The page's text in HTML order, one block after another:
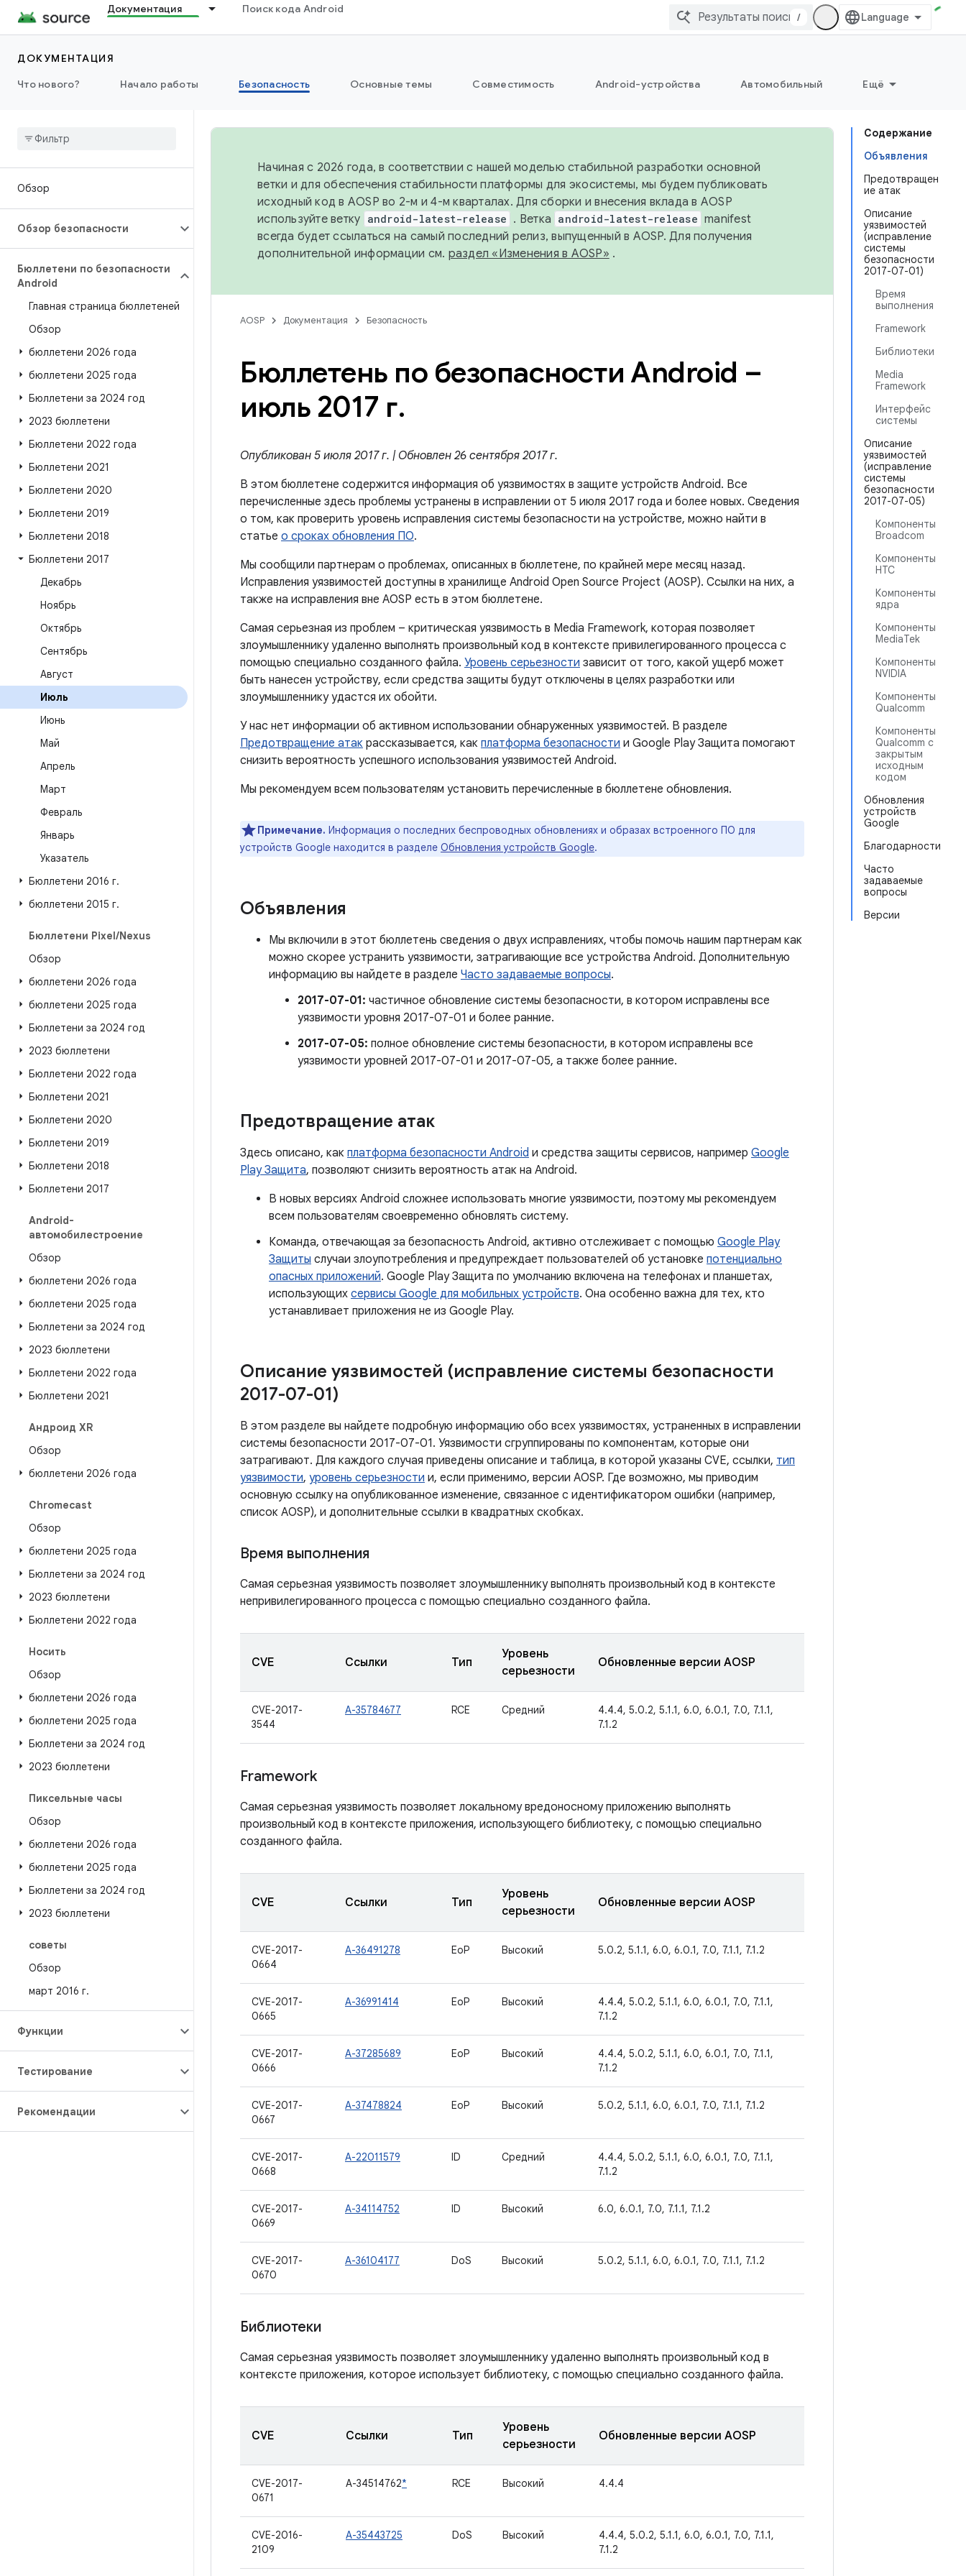
Документация Поиск кода Android
/
ДОКУМЕНТАЦИЯ
Что нового?
Начало работы Безопасность Основные темы Совместимость Android-устройства Автомобильный Ещё
Обзор
Обзор безопасности
Бюллетени по безопасности
Android
Главная страница бюллетеней
Обзор
бюллетени 2026 года
бюллетени 2025 года
Бюллетени за 2024 год
2023 бюллетени
Бюллетени 2022 года
Бюллетени 2021
Бюллетени 2020
Бюллетени 2019
Бюллетени 2018
Бюллетени 2017
Декабрь
Ноябрь
Октябрь
Сентябрь
Август
Июль
Июнь
Май
Апрель
Март
Февраль
Январь
Указатель
Бюллетени 2016 г.
бюллетени 2015 г.
Бюллетени Pixel/Nexus
Обзор
бюллетени 2026 года
бюллетени 2025 года
Бюллетени за 2024 год
2023 бюллетени
Бюллетени 2022 года
Бюллетени 2021
Бюллетени 2020
Бюллетени 2019
Бюллетени 2018
Бюллетени 2017
Android-
автомобилестроение
Обзор
бюллетени 2026 года
бюллетени 2025 года
Бюллетени за 2024 год
2023 бюллетени
Бюллетени 2022 года
Бюллетени 2021
Андроид XR
Обзор
бюллетени 2026 года
Chromecast
Обзор
бюллетени 2025 года
Бюллетени за 2024 год
2023 бюллетени
Бюллетени 2022 года
Носить
Обзор
бюллетени 2026 года
бюллетени 2025 года
Бюллетени за 2024 год
2023 бюллетени
Пиксельные часы
Обзор
бюллетени 2026 года
бюллетени 2025 года
Бюллетени за 2024 год
2023 бюллетени
советы
Обзор
март 2016 г.
Функции
Тестирование
Рекомендации
Содержание
Объявления
Предотвращен
ие атак
Описание
уязвимостей
(исправление
системы
безопасности
2017-07-01)
Время
выполнения
Framework
Библиотеки
Media
Framework
Интерфейс
системы
Описание
уязвимостей
(исправление
системы
безопасности
2017-07-05)
Компоненты
Broadcom
Компоненты
HTC
Компоненты
ядра
Компоненты
MediaTek
Компоненты
NVIDIA
Компоненты
Qualcomm
Компоненты
Qualcomm с
закрытым
исходным
кодом
Обновления
устройств
Google
Благодарности
Часто
задаваемые
вопросы
Версии
Начиная с 2026 года, в соответствии с нашей моделью стабильной разработки основной
ветки и для обеспечения стабильности платформы для экосистемы, мы будем публиковать
исходный код в AOSP во 2-м и 4-м кварталах. Для сборки и внесения вклада в AOSP
используйте ветку android-latest-release . Ветка android-latest-release manifest
всегда будет ссылаться на самый последний релиз, выпущенный в AOSP. Для получения
дополнительной информации см. раздел «Изменения в AOSP» .
AOSP Документация Безопасность
Бюллетень по безопасности Android –
июль 2017 г.
Опубликован 5 июля 2017 г. | Обновлен 26 сентября 2017 г.
В этом бюллетене содержится информация об уязвимостях в защите устройств Android. Все
перечисленные здесь проблемы устранены в исправлении от 5 июля 2017 года и более новых. Сведения
о том, как проверить уровень исправления системы безопасности на устройстве, можно найти в
статье о сроках обновления ПО.
Мы сообщили партнерам о проблемах, описанных в бюллетене, по крайней мере месяц назад.
Исправления уязвимостей доступны в хранилище Android Open Source Project (AOSP). Ссылки на них, а
также на исправления вне AOSP есть в этом бюллетене.
Самая серьезная из проблем – критическая уязвимость в Media Framework, которая позволяет
злоумышленнику удаленно выполнять произвольный код в контексте привилегированного процесса с
помощью специально созданного файла. Уровень серьезности зависит от того, какой ущерб может
быть нанесен устройству, если средства защиты будут отключены в целях разработки или
злоумышленнику удастся их обойти.
У нас нет информации об активном использовании обнаруженных уязвимостей. В разделе
Предотвращение атак рассказывается, как платформа безопасности и Google Play Защита помогают
снизить вероятность успешного использования уязвимостей Android.
Мы рекомендуем всем пользователям установить перечисленные в бюллетене обновления.
Примечание. Информация о последних беспроводных обновлениях и образах встроенного ПО для
устройств Google находится в разделе Обновления устройств Google.
Объявления
Мы включили в этот бюллетень сведения о двух исправлениях, чтобы помочь нашим партнерам как
можно скорее устранить уязвимости, затрагивающие все устройства Android. Дополнительную
информацию вы найдете в разделе Часто задаваемые вопросы.
2017-07-01: частичное обновление системы безопасности, в котором исправлены все
уязвимости уровня 2017-07-01 и более ранние.
2017-07-05: полное обновление системы безопасности, в котором исправлены все
уязвимости уровней 2017-07-01 и 2017-07-05, а также более ранние.
Предотвращение атак
Здесь описано, как платформа безопасности Android и средства защиты сервисов, например Google
Play Защита, позволяют снизить вероятность атак на Android.
В новых версиях Android сложнее использовать многие уязвимости, поэтому мы рекомендуем
всем пользователям своевременно обновлять систему.
Команда, отвечающая за безопасность Android, активно отслеживает с помощью Google Play
Защиты случаи злоупотребления и предупреждает пользователей об установке потенциально
опасных приложений. Google Play Защита по умолчанию включена на телефонах и планшетах,
использующих сервисы Google для мобильных устройств. Она особенно важна для тех, кто
устанавливает приложения не из Google Play.
Описание уязвимостей (исправление системы безопасности
2017-07-01)
В этом разделе вы найдете подробную информацию обо всех уязвимостях, устраненных в исправлении
системы безопасности 2017-07-01. Уязвимости сгруппированы по компонентам, которые они
затрагивают. Для каждого случая приведены описание и таблица, в которой указаны CVE, ссылки, тип
уязвимости, уровень серьезности и, если применимо, версии AOSP. Где возможно, мы приводим
основную ссылку на опубликованное изменение, связанное с идентификатором ошибки (например,
список AOSP), и дополнительные ссылки в квадратных скобках.
Время выполнения
Самая серьезная уязвимость позволяет злоумышленнику выполнять произвольный код в контексте
непривилегированного процесса с помощью специально созданного файла.
CVE Ссылки Тип
Уровень
серьезности
Обновленные версии AOSP
CVE-2017-
3544
A-35784677 RCE Средний
4.4.4, 5.0.2, 5.1.1, 6.0, 6.0.1, 7.0, 7.1.1,
7.1.2
Framework
Самая серьезная уязвимость позволяет локальному вредоносному приложению выполнять
произвольный код в контексте приложения, использующего библиотеку, с помощью специально
созданного файла.
CVE Ссылки Тип
Уровень
серьезности
Обновленные версии AOSP
CVE-2017-
0664
A-36491278 EoP Высокий 5.0.2, 5.1.1, 6.0, 6.0.1, 7.0, 7.1.1, 7.1.2
CVE-2017-
0665
A-36991414 EoP Высокий
4.4.4, 5.0.2, 5.1.1, 6.0, 6.0.1, 7.0, 7.1.1,
7.1.2
CVE-2017-
0666
A-37285689 EoP Высокий
4.4.4, 5.0.2, 5.1.1, 6.0, 6.0.1, 7.0, 7.1.1,
7.1.2
CVE-2017-
0667
A-37478824 EoP Высокий 5.0.2, 5.1.1, 6.0, 6.0.1, 7.0, 7.1.1, 7.1.2
CVE-2017-
0668
A-22011579 ID Средний
4.4.4, 5.0.2, 5.1.1, 6.0, 6.0.1, 7.0, 7.1.1,
7.1.2
CVE-2017-
0669
A-34114752 ID Высокий 6.0, 6.0.1, 7.0, 7.1.1, 7.1.2
CVE-2017-
0670
A-36104177 DoS Высокий 5.0.2, 5.1.1, 6.0, 6.0.1, 7.0, 7.1.1, 7.1.2
Библиотеки
Самая серьезная уязвимость позволяет злоумышленнику удаленно выполнять произвольный код в
контексте приложения, которое использует библиотеку, с помощью специально созданного файла.
CVE Ссылки Тип
Уровень
серьезности
Обновленные версии AOSP
CVE-2017-
0671
A-34514762* RCE Высокий 4.4.4
CVE-2016-
2109
A-35443725 DoS Высокий
4.4.4, 5.0.2, 5.1.1, 6.0, 6.0.1, 7.0, 7.1.1,
7.1.2